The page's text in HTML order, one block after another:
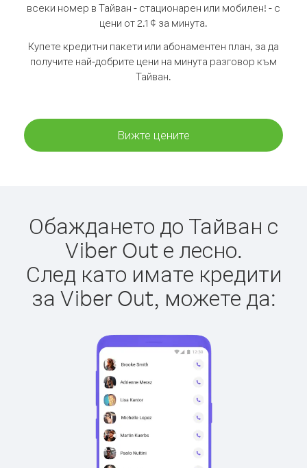
всеки номер в Тайван - стационарен или мобилен! - с
цени от 2.1 ¢ за минута.
Купете кредитни пакети или абонаментен план, за да
получите най-добрите цени на минута разговор към
Тайван.
Вижте цените
Обаждането до Тайван с
Viber Out е лесно.
След като имате кредити
за Viber Out, можете да: